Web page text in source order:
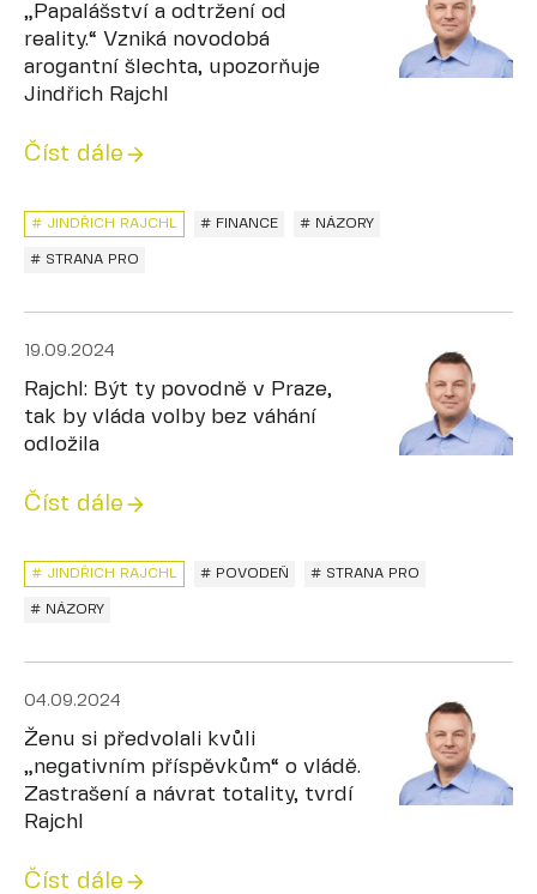
„Papalášství a odtržení od
reality.“ Vzniká novodobá
arogantní šlechta, upozorňuje
Jindřich Rajchl
Číst dále
# FINANCE # NÁZORY
# STRANA PRO
# JINDŘICH RAJCHL
19.09.2024
Rajchl: Být ty povodně v Praze,
tak by vláda volby bez váhání
odložila
Číst dále
# POVODEŇ # STRANA PRO
# JINDŘICH RAJCHL
# NÁZORY
04.09.2024
Ženu si předvolali kvůli
„negativním příspěvkům“ o vládě.
Zastrašení a návrat totality, tvrdí
Rajchl
Číst dále